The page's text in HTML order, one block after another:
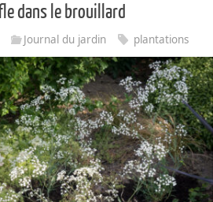
dans le brouillard
Journal du jardin plantations